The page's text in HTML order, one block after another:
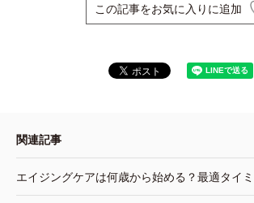
この記事をお気に入りに追加
関連記事
エイジングケアは何歳から始める？最適タイ